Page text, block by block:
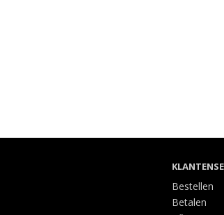
Bestellen
Betalen